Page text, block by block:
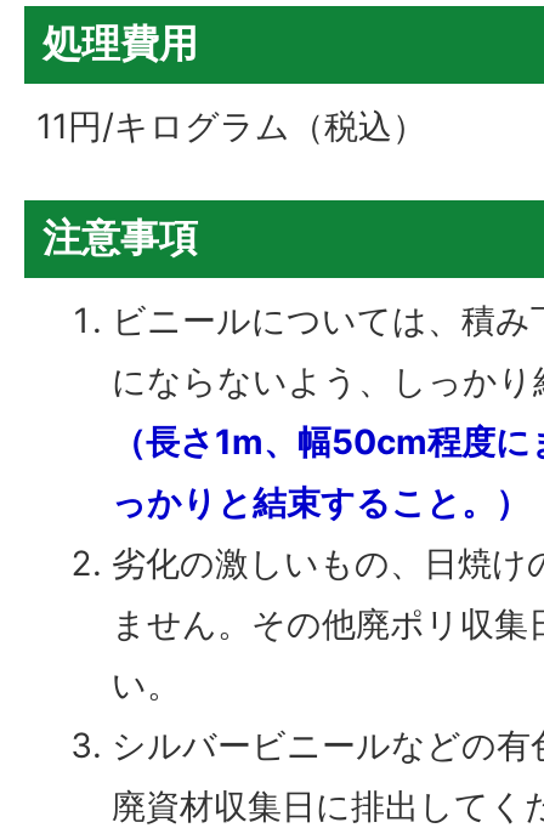
処理費用
11円/キログラム（税込）
注意事項
ビニールについては、積
にならないよう、しっか
（長さ1m、幅50cm程度
っかりと結束すること。）
劣化の激しいもの、日焼
ません。その他廃ポリ収
い。
シルバービニールなどの
廃資材収集日に排出してく